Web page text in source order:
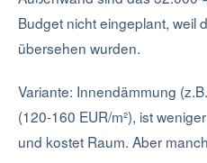
Budget nicht eingeplant, weil
übersehen wurden.
Variante: Innendämmung
(120-160 EUR/m²), ist
und kostet Raum. Aber